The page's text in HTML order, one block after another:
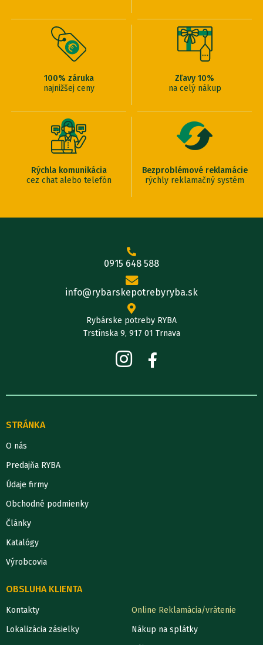
100% záruka
najnižšej ceny
Zľavy 10%
na celý nákup
Rýchla komunikácia
cez chat alebo telefón
Bezproblémové reklamácie
rýchly reklamačný systém
0915 648 588
info@rybarskepotrebyryba.sk
Rybárske potreby RYBA
Trstínska 9, 917 01 Trnava
STRÁNKA
O nás
Predajňa RYBA
Údaje firmy
Obchodné podmienky
Články
Katalógy
Výrobcovia
OBSLUHA KLIENTA
Kontakty
Lokalizácia zásielky
Online Reklamácia/vrátenie
Nákup na splátky